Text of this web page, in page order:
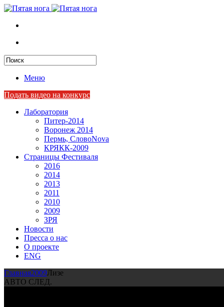
Меню
Подать видео на конкурс
Лаборатория
Питер-2014
Воронеж 2014
Пермь, СловоNova
КРЯКК-2009
Страницы Фестиваля
2016
2014
2013
2011
2010
2009
ЗРЯ
Новости
Пресса о нас
О проекте
ENG
Главная2009Лизе
АВТО СЛЕД.